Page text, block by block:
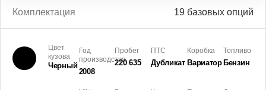
Комплектация 19 базовых опций
Цвет
кузова
Черный
Год
производства
2008
Пробег
220 635
ПТС
Дубликат
Коробка
Вариатор
Топливо
Бензин